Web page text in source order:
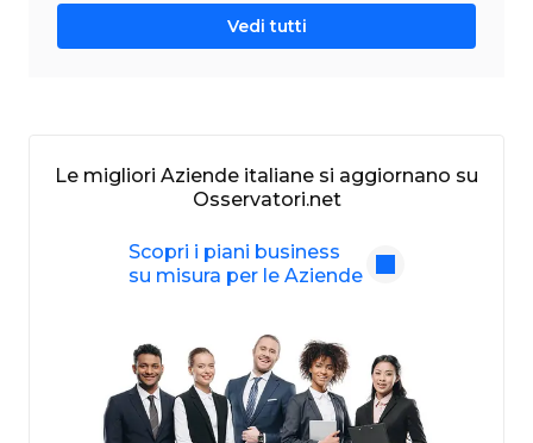
Vedi tutti
Le migliori Aziende italiane si aggiornano su
Osservatori.net
Scopri i piani business
su misura per le Aziende